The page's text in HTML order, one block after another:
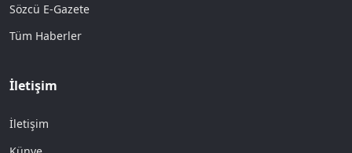
Sözcü E-Gazete
Tüm Haberler
İletişim
İletişim